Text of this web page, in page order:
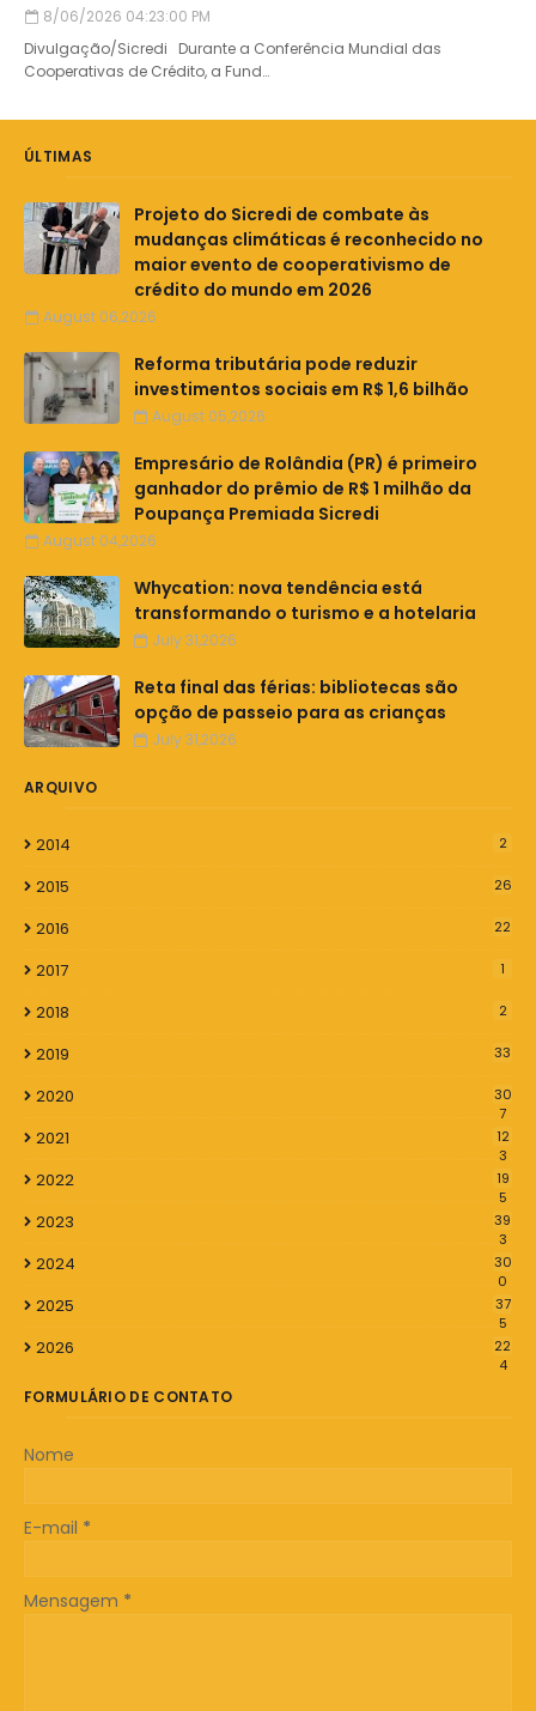
8/06/2026 04:23:00 PM
Divulgação/Sicredi Durante a Conferência Mundial das
Cooperativas de Crédito, a Fund…
ÚLTIMAS
Projeto do Sicredi de combate às
mudanças climáticas é reconhecido no
maior evento de cooperativismo de
crédito do mundo em 2026
August 06,2026
Reforma tributária pode reduzir
investimentos sociais em R$ 1,6 bilhão
August 05,2026
Empresário de Rolândia (PR) é primeiro
ganhador do prêmio de R$ 1 milhão da
Poupança Premiada Sicredi
August 04,2026
Whycation: nova tendência está
transformando o turismo e a hotelaria
July 31,2026
Reta final das férias: bibliotecas são
opção de passeio para as crianças
July 31,2026
ARQUIVO
2014 2
2015 26
2016 22
2017 1
2018 2
2019 33
2020
30
7
2021
12
3
2022
19
5
2023
39
3
2024
30
0
2025
37
5
2026
22
4
FORMULÁRIO DE CONTATO
Nome
E-mail *
Mensagem *